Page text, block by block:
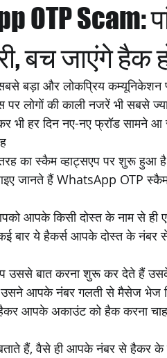
OTP Scam:
बच जाएंगे हैक
बड़ा और लोकप्रिय कम्यूनिकेशन
पर लोगों की काली नजरें भी सबसे
भी हर दिन नए-नए फ्रॉड सामने आ
का स्कैम व्हाट्सएप पर शुरू हुआ
जानते हैं WhatsApp OTP स्कैम
आपके किसी दोस्त के नाम से ही
बार ये हैकर्स आपके दोस्त के
उससे बात करना शुरू कर देते हैं
आपके नंबर गलती से मैसेज भेज
आपके अकाउंट को हैक करना
हैं, वैसे ही आपके नंबर से हैकर के